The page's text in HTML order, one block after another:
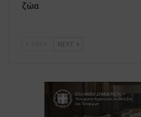
ζώα
NEXT